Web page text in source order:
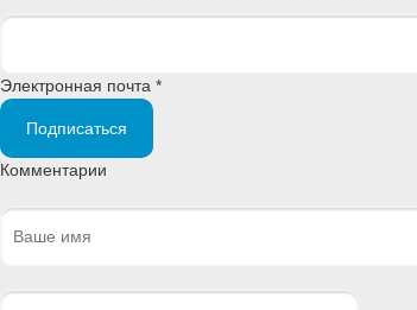
Электронная почта *
Подписаться
Комментарии